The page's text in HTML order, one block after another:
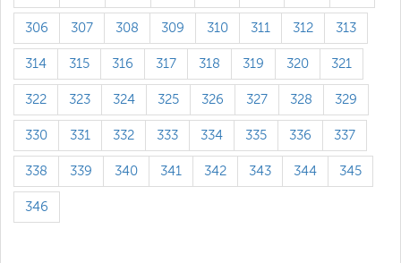
306 307 308 309 310 311 312 313
314 315 316 317 318 319 320 321
322 323 324 325 326 327 328 329
330 331 332 333 334 335 336 337
338 339 340 341 342 343 344 345
346